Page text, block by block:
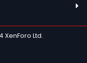
XenForo Ltd.